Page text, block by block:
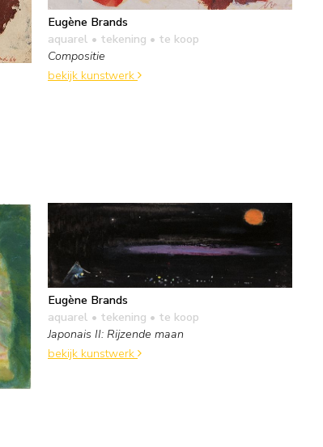
Eugène Brands
aquarel • tekening • te koop
Compositie
bekijk kunstwerk
Eugène Brands
aquarel • tekening • te koop
Japonais II: Rijzende maan
bekijk kunstwerk